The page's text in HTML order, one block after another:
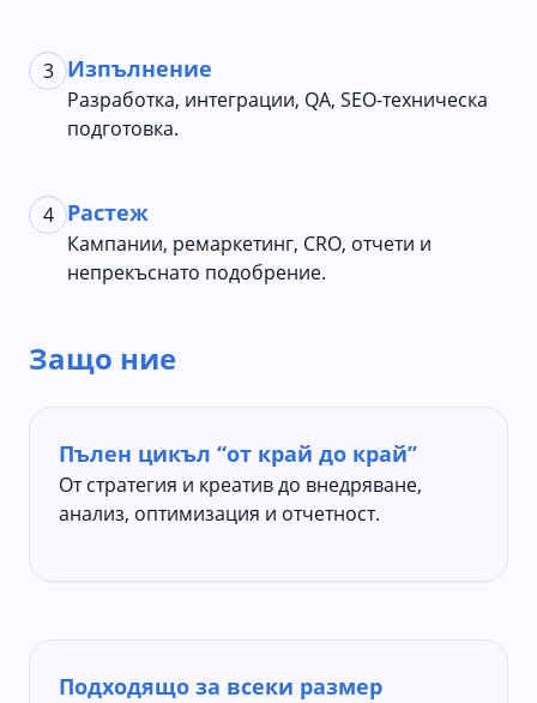
3 Изпълнение
Разработка, интеграции, QA, SEO-техническа
подготовка.
4 Растеж
Кампании, ремаркетинг, CRO, отчети и
непрекъснато подобрение.
Защо ние
Пълен цикъл “от край до край”
От стратегия и креатив до внедряване,
анализ, оптимизация и отчетност.
Подходящо за всеки размер